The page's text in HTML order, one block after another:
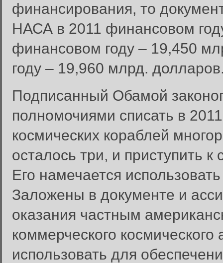
финансирования, то
НАСА в 2011 финансовом
финансовом году – 19,450
году – 19,960 млрд.
Подписанный Обамой
полномочиями списать в
космических кораблей
осталось три, и приступить
Его намечается
Заложены в документе и
оказания частным
коммерческого
использовать для